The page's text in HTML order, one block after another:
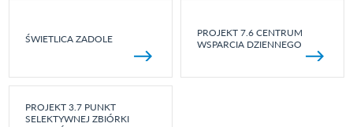
ŚWIETLICA ZADOLE
PROJEKT 7.6 CENTRUM
WSPARCIA DZIENNEGO
PROJEKT 3.7 PUNKT
SELEKTYWNEJ ZBIÓRKI